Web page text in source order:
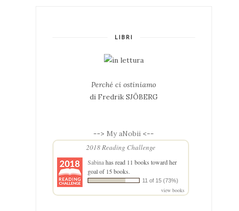
LIBRI
Perché ci ostiniamo
di Fredrik SJÖBERG
-->My aNobii <--
2018 Reading Challenge
Sabinahas read 11 books toward her
goal of 15 books.
11 of 15 (73%)
view books